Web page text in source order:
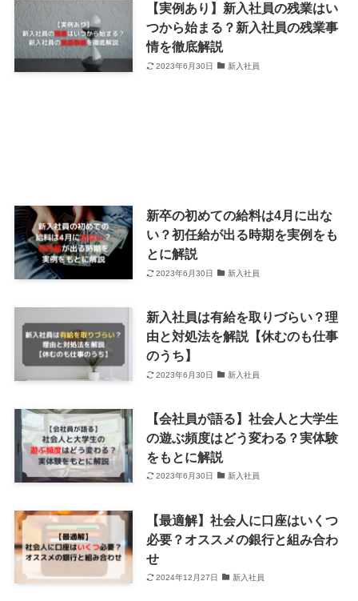
【実例あり】新入社員の残業はい
つから始まる？新入社員の残業事
情を徹底解説
2023年6月30日 新入社員
新卒の初めての給料は4月に出な
い？初任給が出る時期を実例をも
とに解説
2023年6月30日 新入社員
新入社員は有給を取りづらい？理
由と対処法を解説【休むのも仕事
のうち】
2023年6月30日 新入社員
【会社員が語る】社会人と大学生
の遊ぶ頻度はどう変わる？実体験
をもとに解説
2023年6月30日 新入社員
【最適解】社会人に口座はいくつ
必要？オススメの銀行と組み合わ
せ
2024年12月27日 新入社員